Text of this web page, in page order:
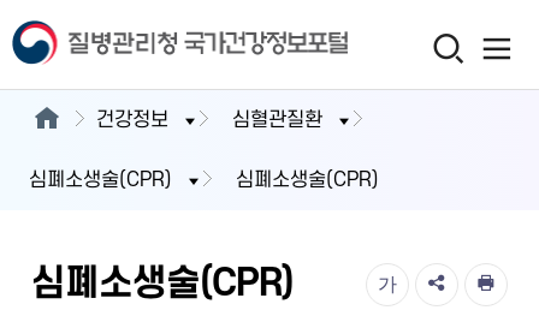
건강정보 심혈관질환
심폐소생술(CPR) 심폐소생술(CPR)
심폐소생술(CPR) 가